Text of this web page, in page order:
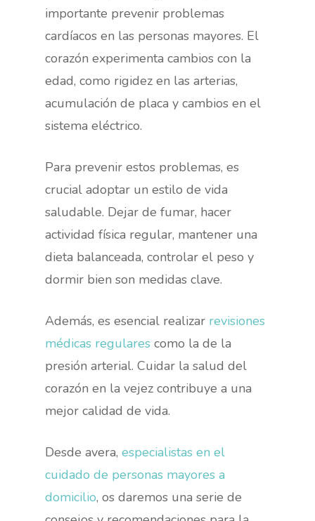
importante prevenir problemas
cardíacos en las personas mayores. El
corazón experimenta cambios con la
edad, como rigidez en las arterias,
acumulación de placa y cambios en el
sistema eléctrico.
Para prevenir estos problemas, es
crucial adoptar un estilo de vida
saludable. Dejar de fumar, hacer
actividad física regular, mantener una
dieta balanceada, controlar el peso y
dormir bien son medidas clave.
Además, es esencial realizar revisiones
médicas regulares como la de la
presión arterial. Cuidar la salud del
corazón en la vejez contribuye a una
mejor calidad de vida.
Desde avera,especialistas en el
cuidado de personas mayores a
domicilio, os daremos una serie de